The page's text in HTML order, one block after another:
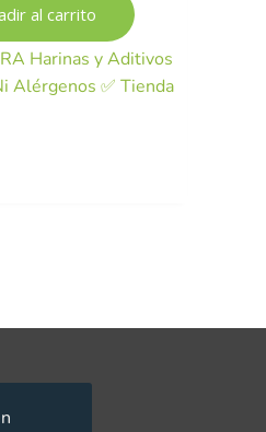
al carrito
Harinas y Aditivos
Alérgenos ✅ Tienda